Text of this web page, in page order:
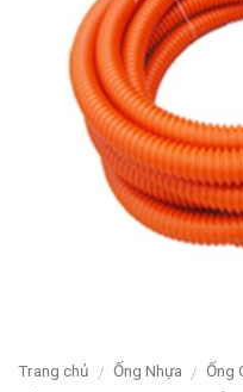
Trang chủ / Ống Nhựa / Ống